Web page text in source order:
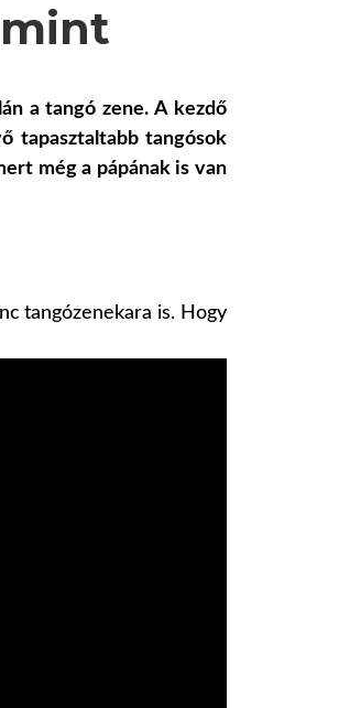
mint
a tangó zene. A kezdő
tapasztaltabb tangósok
még a pápának is van
tangózenekara is. Hogy